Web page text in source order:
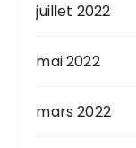
juillet 2022
mai 2022
mars 2022